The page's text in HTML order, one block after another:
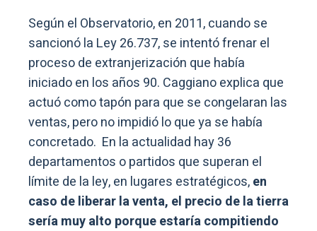
Según el Observatorio, en 2011, cuando se
sancionó la Ley 26.737, se intentó frenar el
proceso de extranjerización que había
iniciado en los años 90. Caggiano explica que
actuó como tapón para que se congelaran las
ventas, pero no impidió lo que ya se había
concretado. En la actualidad hay 36
departamentos o partidos que superan el
límite de la ley, en lugares estratégicos,en
caso de liberar la venta, el precio de la tierra
sería muy alto porque estaría compitiendo